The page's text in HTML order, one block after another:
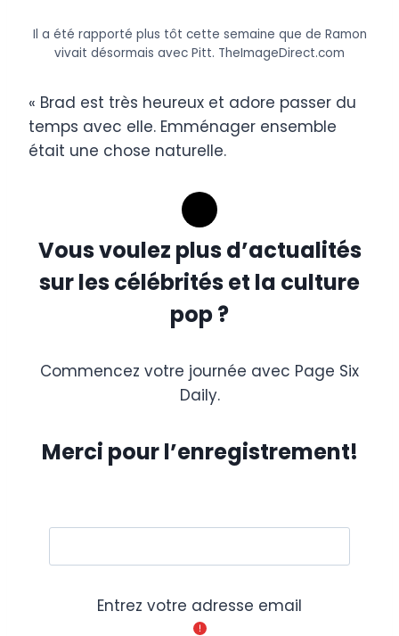
Il a été rapporté plus tôt cette semaine que de Ramon
vivait désormais avec Pitt. TheImageDirect.com
« Brad est très heureux et adore passer du
temps avec elle. Emménager ensemble
était une chose naturelle.
Vous voulez plus d’actualités
sur les célébrités et la culture
pop ?
Commencez votre journée avec Page Six
Daily.
Merci pour l’enregistrement!
Entrez votre adresse email